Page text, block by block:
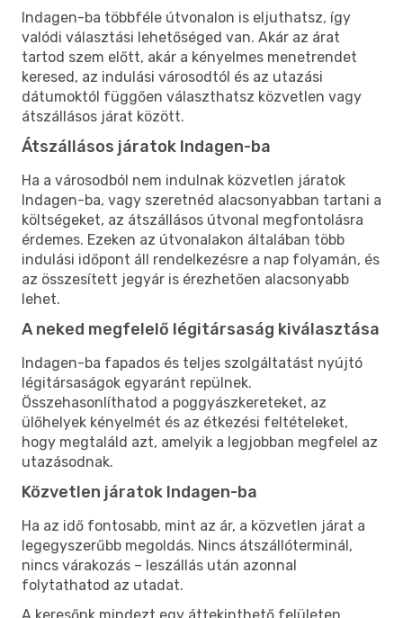
Indagen-ba többféle útvonalon is eljuthatsz, így
valódi választási lehetőséged van. Akár az árat
tartod szem előtt, akár a kényelmes menetrendet
keresed, az indulási városodtól és az utazási
dátumoktól függően választhatsz közvetlen vagy
átszállásos járat között.
Átszállásos járatok Indagen-ba
Ha a városodból nem indulnak közvetlen járatok
Indagen-ba, vagy szeretnéd alacsonyabban tartani a
költségeket, az átszállásos útvonal megfontolásra
érdemes. Ezeken az útvonalakon általában több
indulási időpont áll rendelkezésre a nap folyamán, és
az összesített jegyár is érezhetően alacsonyabb
lehet.
A neked megfelelő légitársaság kiválasztása
Indagen-ba fapados és teljes szolgáltatást nyújtó
légitársaságok egyaránt repülnek.
Összehasonlíthatod a poggyászkereteket, az
ülőhelyek kényelmét és az étkezési feltételeket,
hogy megtaláld azt, amelyik a legjobban megfelel az
utazásodnak.
Közvetlen járatok Indagen-ba
Ha az idő fontosabb, mint az ár, a közvetlen járat a
legegyszerűbb megoldás. Nincs átszállóterminál,
nincs várakozás – leszállás után azonnal
folytathatod az utadat.